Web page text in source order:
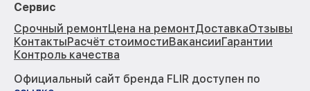
Сервис
Срочный ремонтЦена на ремонтДоставкаОтзывы
КонтактыРасчёт стоимостиВакансииГарантии
Контроль качества
Официальный сайт бренда FLIR доступен по